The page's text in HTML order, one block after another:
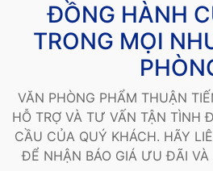
ĐỒNG HÀNH
TRONG MỌI
VĂN PHÒNG PHẨM THUẬN
HỖ TRỢ VÀ TƯ VẤN TẬN TÌNH
CẦU CỦA QUÝ KHÁCH. HÃY
ĐỂ NHẬN BÁO GIÁ ƯU ĐÃI VÀ